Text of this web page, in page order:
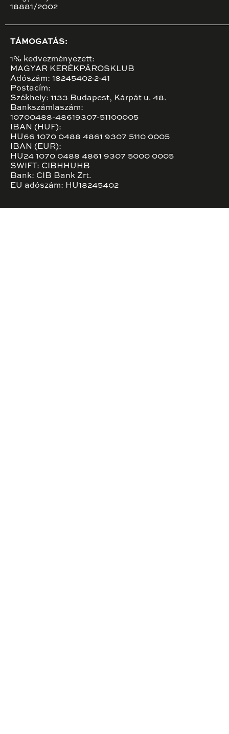
18881/2002
TÁMOGATÁS:
1% kedvezményezett:
MAGYAR KERÉKPÁROSKLUB
Adószám: 18245402-2-41
Postacím:
Székhely: 1133 Budapest, Kárpát u. 48.
Bankszámlaszám:
10700488-48619307-51100005
IBAN (HUF):
HU66 1070 0488 4861 9307 5110 0005
IBAN (EUR):
HU24 1070 0488 4861 9307 5000 0005
SWIFT: CIBHHUHB
Bank: CIB Bank Zrt.
EU adószám: HU18245402